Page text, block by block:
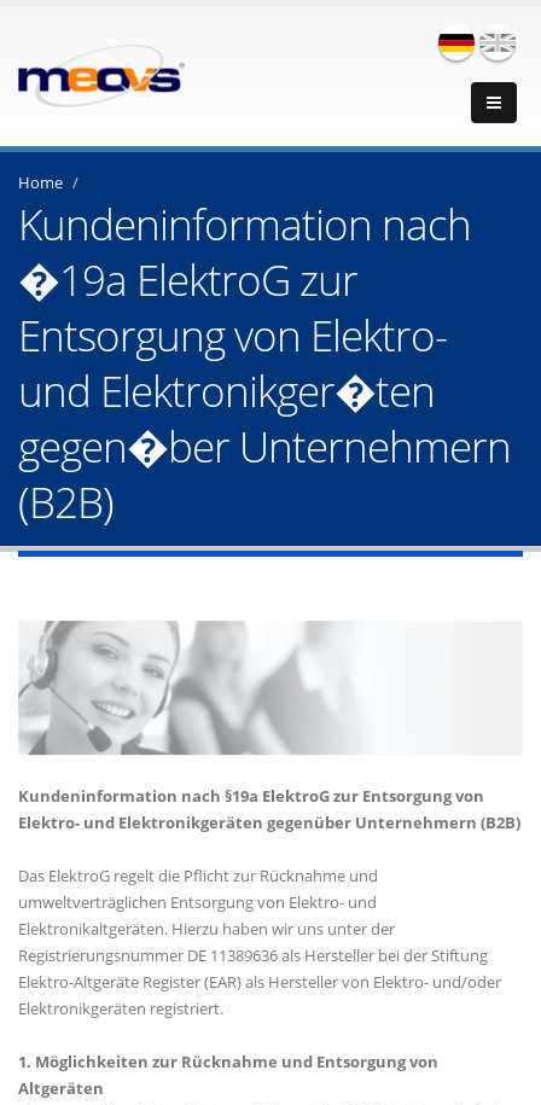
Home
Kundeninformation nach
�19a ElektroG zur
Entsorgung von Elektro-
und Elektronikger�ten
gegen�ber Unternehmern
(B2B)
Kundeninformation nach §19a ElektroG zur Entsorgung von
Elektro- und Elektronikgeräten gegenüber Unternehmern (B2B)
Das ElektroG regelt die Pflicht zur Rücknahme und
umweltverträglichen Entsorgung von Elektro- und
Elektronikaltgeräten. Hierzu haben wir uns unter der
Registrierungsnummer DE 11389636 als Hersteller bei der Stiftung
Elektro-Altgeräte Register (EAR) als Hersteller von Elektro- und/oder
Elektronikgeräten registriert.
1. Möglichkeiten zur Rücknahme und Entsorgung von
Altgeräten